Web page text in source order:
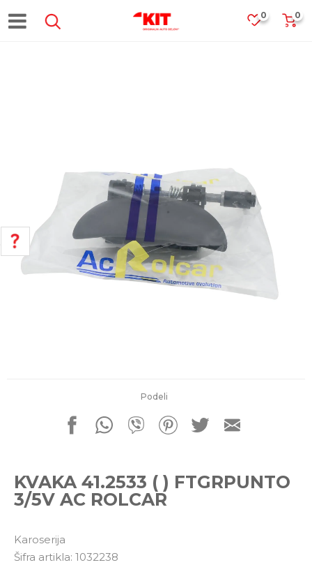
0
0
Podeli
KVAKA 41.2533 ( ) FTGRPUNTO
3/5V AC ROLCAR
Karoserija
Šifra artikla: 1032238
POMOĆ PRI KUPOVINI
Pišite nam
office@kitcommerce.rs